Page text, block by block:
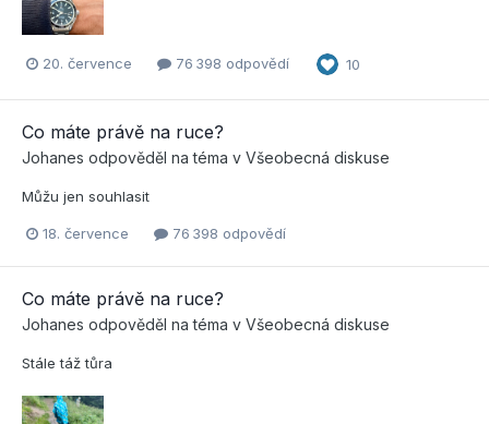
20. července 76 398 odpovědí 10
Co máte právě na ruce?
Johanes odpověděl na téma v Všeobecná diskuse
Můžu jen souhlasit
18. července 76 398 odpovědí
Co máte právě na ruce?
Johanes odpověděl na téma v Všeobecná diskuse
Stále táž tůra